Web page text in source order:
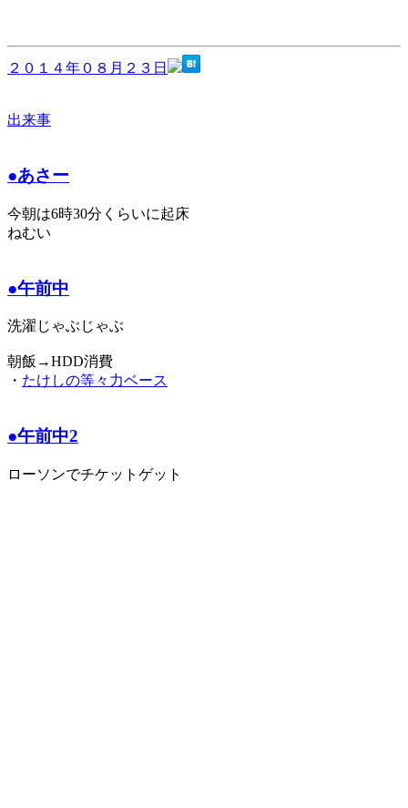
２０１４年０８月２３日
出来事
●あさー
今朝は6時30分くらいに起床
ねむい
●午前中
洗濯じゃぶじゃぶ
朝飯→HDD消費
・ たけしの等々力ベース
●午前中2
ローソンでチケットゲット